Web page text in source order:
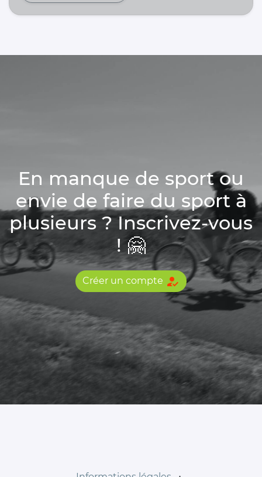
En manque de sport ou
envie de faire du sport à
plusieurs ? Inscrivez-vous
! 🤗
Créer un compte how_to_reg